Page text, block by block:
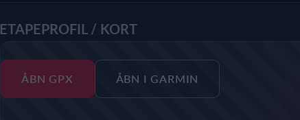
ETAPEPROFIL / KORT
ÅBN GPX ÅBN I GARMIN